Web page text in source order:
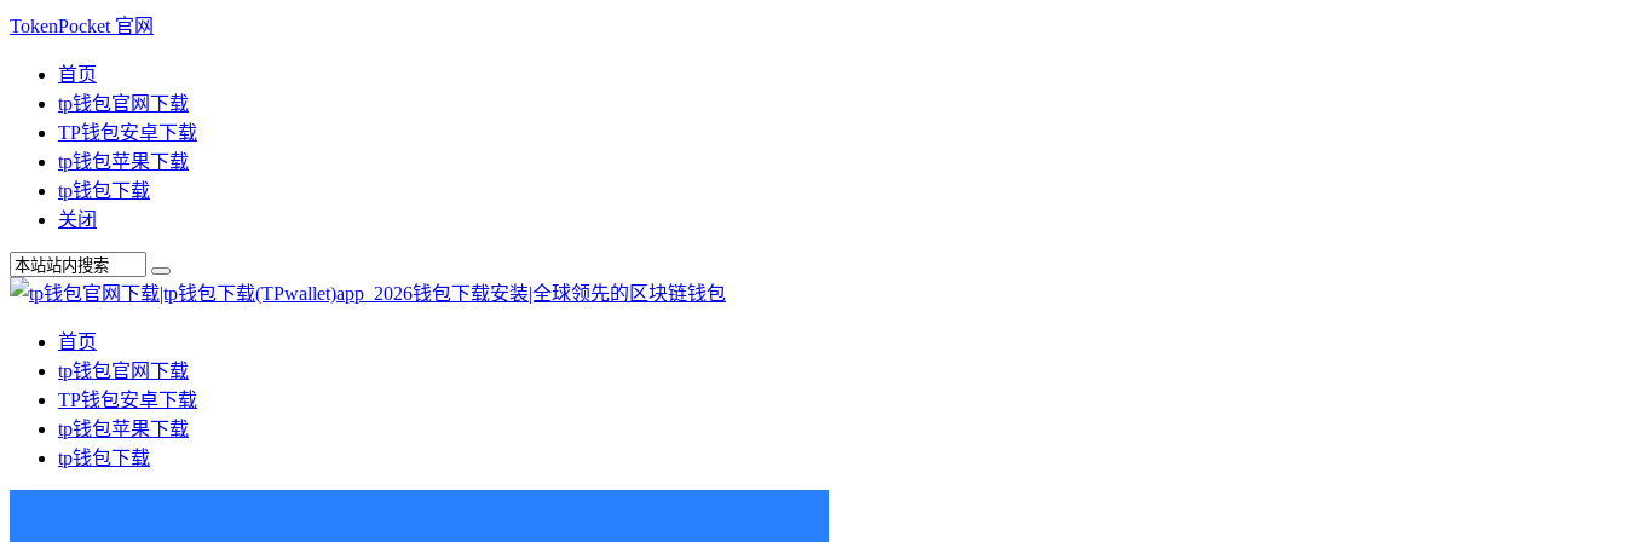
TokenPocket 官网
首页
tp钱包官网下载
TP钱包安卓下载
tp钱包苹果下载
tp钱包下载
关闭
首页
tp钱包官网下载
TP钱包安卓下载
tp钱包苹果下载
tp钱包下载